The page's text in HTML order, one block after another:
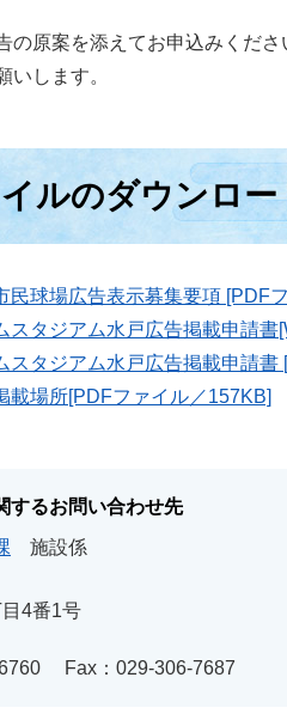
の原案を添えてお申込みくだ
いします。
ルのダウンロー
民球場広告表示募集要項 [PDF
スタジアム水戸広告掲載申請書
スタジアム水戸広告掲載申請書
載場所[PDFファイル／157KB]
するお問い合わせ先
施設係
4番1号
Fax：029-306-7687